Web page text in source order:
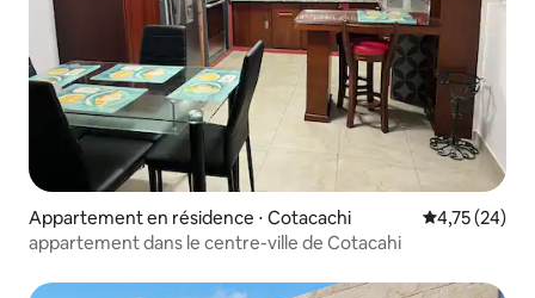
Appartement en résidence ⋅ Cotacachi Évaluation
4,75 (24)
appartement dans le centre-ville de Cotacahi